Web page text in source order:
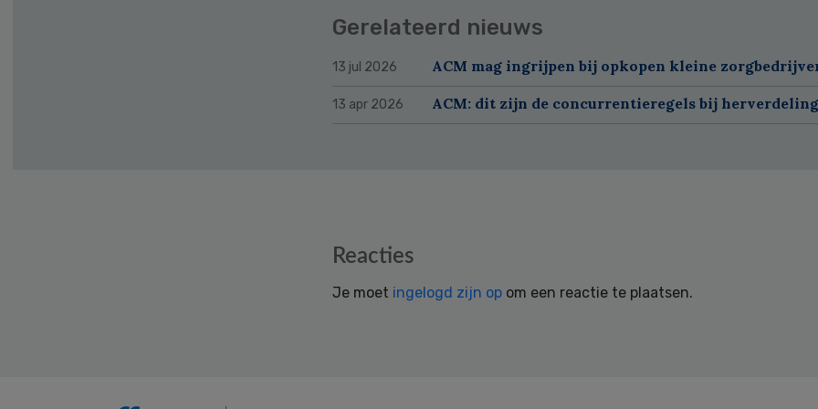
Gerelateerd nieuws
13 jul 2026 ACM mag ingrijpen bij opkopen kleine
13 apr 2026 ACM: dit zijn de concurrentieregels bij
Reacties
Je moet ingelogd zijn op om een reactie te plaatsen.